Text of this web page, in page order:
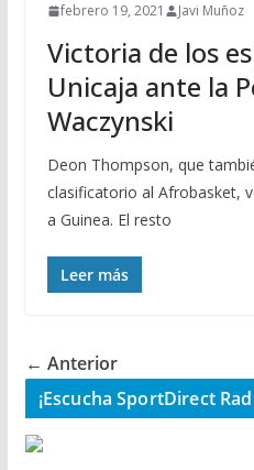
febrero 19, 2021 Javi Muñoz
Victoria de los
Unicaja ante la
Waczynski
Deon Thompson, que
clasificatorio al Afrobasket,
a Guinea. El resto
Leer más
← Anterior
¡Escucha SportDirect